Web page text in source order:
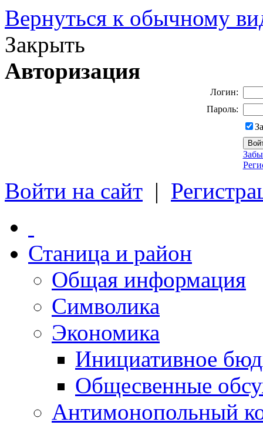
Вернуться к обычному
Закрыть
Авторизация
Логин:
Пароль:
Войти на сайт |
Станица и район
Общая информация
Символика
Экономика
Инициативное
Общесвенные
Антимонопольный